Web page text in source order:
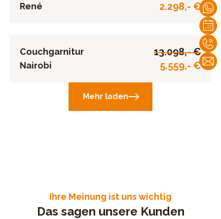
René
2.298,- €
Couchgarnitur
Nairobi
13.098,- €
5.559,- €
Mehr laden
Ihre Meinung ist uns wichtig
Das sagen unsere Kunden